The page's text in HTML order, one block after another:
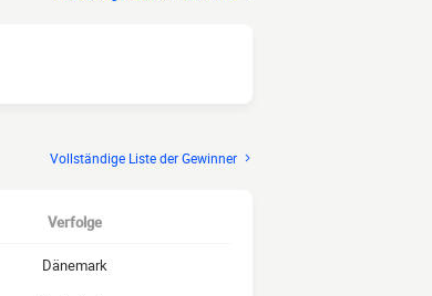
Vollständige Liste der Gewinner
Verfolge
Dänemark